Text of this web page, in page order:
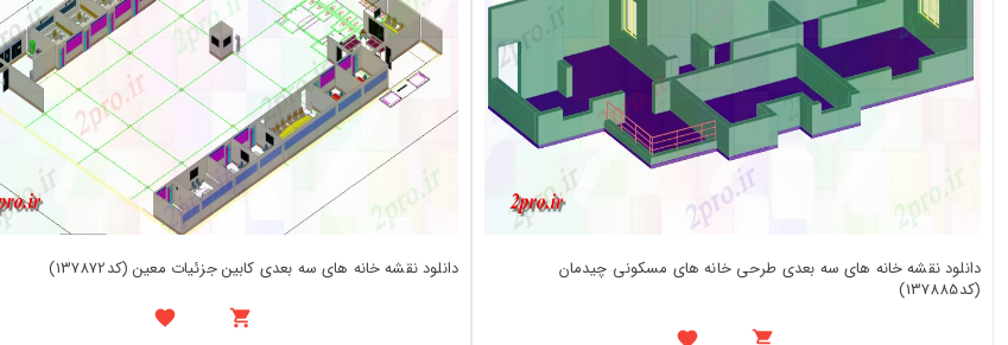
دانلود نقشه خانه های سه بعدی طرحی خانه های مسکونی چیدمان
(کد137885)
دانلود نقشه خانه های سه بعدی کابین جزئیات معین (کد137872)